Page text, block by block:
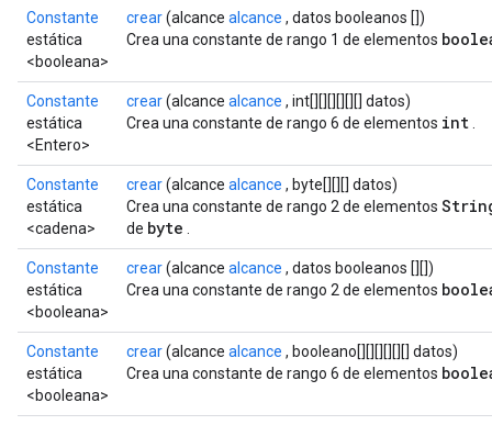
Constante
estática
<booleana>
crear(alcance alcance , datos booleanos [])
Crea una constante de rango 1 de elementos
Constante
estática
<Entero>
crear(alcance alcance , int[][][][][][] datos)
Crea una constante de rango 6 de elementos int
Constante
estática
<cadena>
crear(alcance alcance , byte[][][] datos)
Crea una constante de rango 2 de elementos
de byte
Constante
estática
<booleana>
crear(alcance alcance , datos booleanos [][])
Crea una constante de rango 2 de elementos
Constante
estática
<booleana>
crear(alcance alcance , booleano[][][][][][] datos)
Crea una constante de rango 6 de elementos